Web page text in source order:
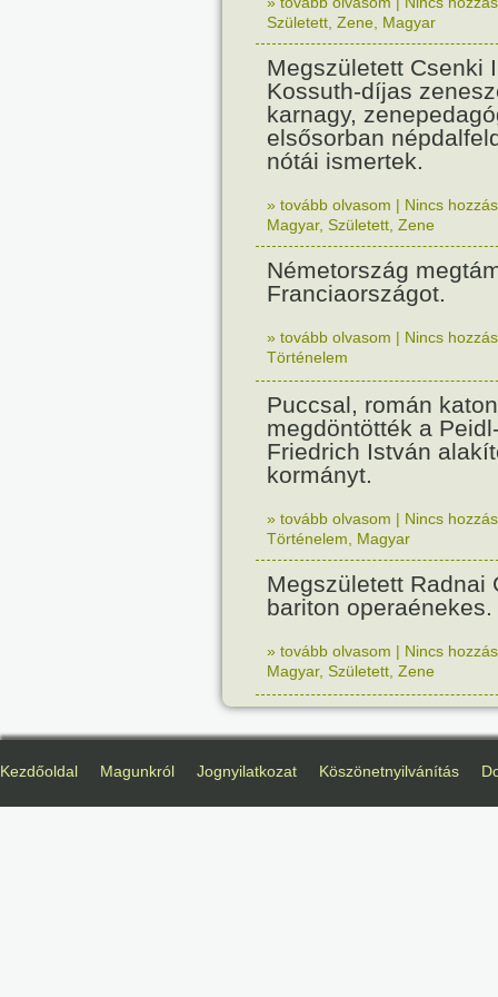
Született Zene Magyar
Megszületett Csenki
Kossuth-díjas
karnagy,
elsősorban
nótái ismertek.
» tovább olvasom | Nincs
Magyar, Született Zene
Németország
Franciaországot.
» tovább olvasom | Nincs
Történelem
Puccsal, román
megdöntötték a
Friedrich István
kormányt.
» tovább olvasom | Nincs
Történelem
Magyar
Megszületett Radnai
bariton operaénekes.
» tovább olvasom | Nincs
Magyar, Született Zene
Kezdőoldal Magunkról Jognyilatkozat Köszönetnyilvánítás